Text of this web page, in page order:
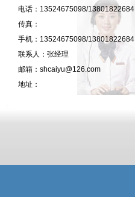
电话：13524675098/13801822684
传真：
手机：13524675098/13801822684
联系人：张经理
邮箱：shcaiyu@126.com
地址：